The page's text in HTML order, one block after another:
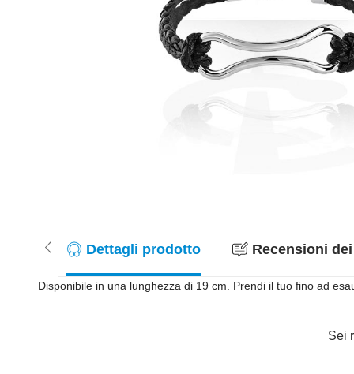
Dettagli prodotto Recensioni
Disponibile in una lunghezza di 19 cm. Prendi il tuo fino ad
Sei